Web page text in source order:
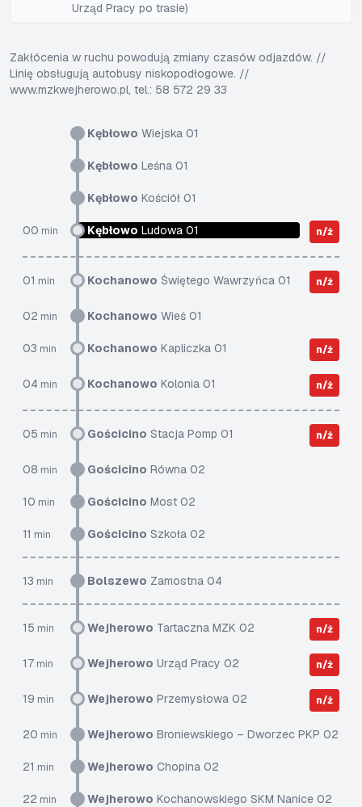
Kębłowo Wiejska 01
Kębłowo Leśna 01
Kębłowo Kościół 01
00 min Kębłowo Ludowa 01 n/ż
01 min Kochanowo Świętego Wawrzyńca 01 n/ż
02 min Kochanowo Wieś 01
03 min Kochanowo Kapliczka 01 n/ż
04 min Kochanowo Kolonia 01 n/ż
05 min Gościcino Stacja Pomp 01 n/ż
08 min Gościcino Równa 02
10 min Gościcino Most 02
11 min Gościcino Szkoła 02
13 min Bolszewo Zamostna 04
15 min Wejherowo Tartaczna MZK 02 n/ż
17 min Wejherowo Urząd Pracy 02 n/ż
19 min Wejherowo Przemysłowa 02 n/ż
20 min Wejherowo Broniewskiego – Dworzec PKP 02
21 min Wejherowo Chopina 02
22 min Wejherowo Kochanowskiego SKM Nanice 02
Urząd Pracy po trasie)
Zakłócenia w ruchu powodują zmiany czasów odjazdów. //
Linię obsługują autobusy niskopodłogowe. //
www.mzkwejherowo.pl, tel.: 58 572 29 33